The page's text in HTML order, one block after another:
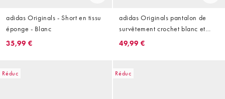
adidas Originals - Short en tissu
éponge - Blanc
35,99 €
adidas Originals pantalon de
survêtement crochet blanc et
bleu
49,99 €
Réduc Réduc